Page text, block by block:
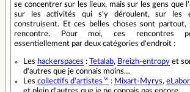
se concentrer sur les lieux, mais sur les gens que
sur les activités qui s'y déroulent, sur les
construisent. Et ces belles choses sont
rencontre. Pour moi, ces rencontres
essentiellement par deux catégories d'endroit :
Les hackerspaces : Tetalab, Breizh-entropy et
d'autres que je connais moins…
Les collectifs d'artistes : Mixart-Myrys,